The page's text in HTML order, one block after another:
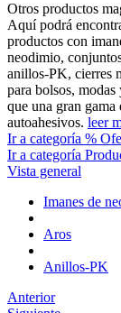
Otros productos
Aquí podrá
productos con
neodimio,
anillos-PK, cierres
para bolsos, modas
que una gran gama
autoahesivos. leer
Ir a categoría %
Ir a categoría
Vista general
Imanes de
Aros
Anillos-PK
Anterior